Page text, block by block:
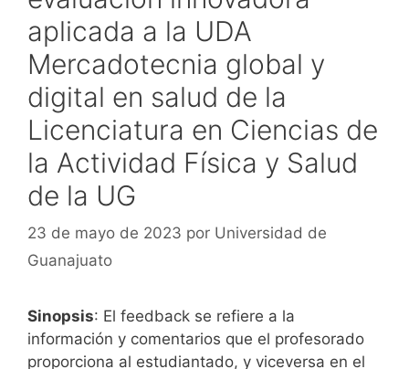
aplicada a la UDA
Mercadotecnia global y
digital en salud de la
Licenciatura en Ciencias de
la Actividad Física y Salud
de la UG
23 de mayo de 2023 por Universidad de
Guanajuato
Sinopsis: El feedback se refiere a la
información y comentarios que el profesorado
proporciona al estudiantado, y viceversa en el